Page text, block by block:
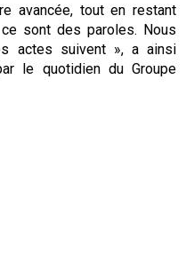
avancée, tout en restant
sont des paroles. Nous
actes suivent », a ainsi
le quotidien du Groupe